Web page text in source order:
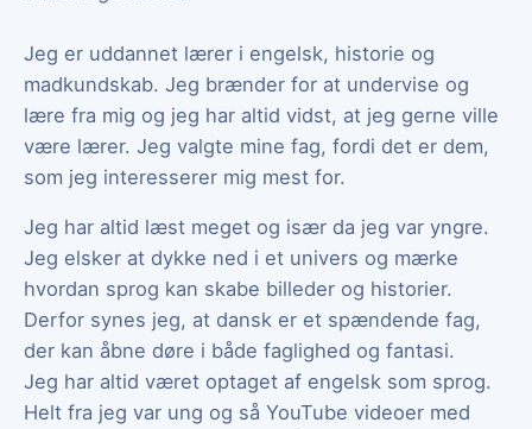
Jeg er uddannet lærer i engelsk, historie og
madkundskab. Jeg brænder for at undervise og
lære fra mig og jeg har altid vidst, at jeg gerne ville
være lærer. Jeg valgte mine fag, fordi det er dem,
som jeg interesserer mig mest for.
Jeg har altid læst meget og især da jeg var yngre.
Jeg elsker at dykke ned i et univers og mærke
hvordan sprog kan skabe billeder og historier.
Derfor synes jeg, at dansk er et spændende fag,
der kan åbne døre i både faglighed og fantasi.
Jeg har altid været optaget af engelsk som sprog.
Helt fra jeg var ung og så YouTube videoer med